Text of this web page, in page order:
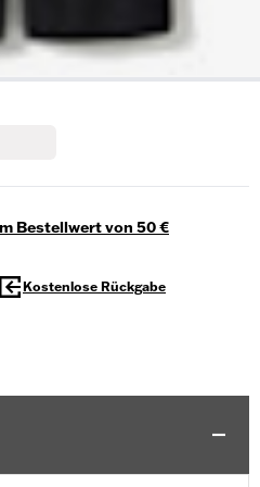
Bestellwert von 50 €
Kostenlose Rückgabe